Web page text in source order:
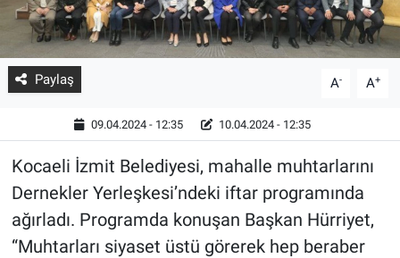
Paylaş A- A+
09.04.2024 - 12:35 10.04.2024 - 12:35
Kocaeli İzmit Belediyesi, mahalle muhtarlarını
Dernekler Yerleşkesi’ndeki iftar programında
ağırladı. Programda konuşan Başkan Hürriyet,
“Muhtarları siyaset üstü görerek hep beraber